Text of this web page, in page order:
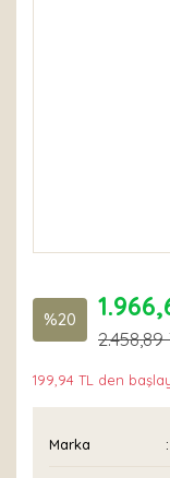
%20
2.458,89
199,94 TL den
Marka